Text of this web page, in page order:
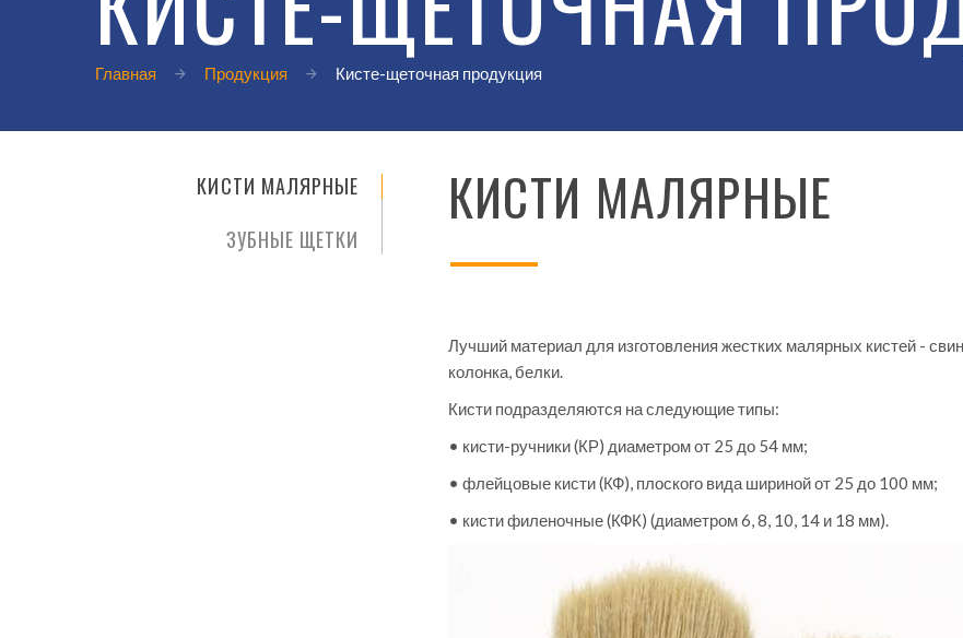
Главная Продукция Кисте-щеточная продукция
КИСТИ МАЛЯРНЫЕ
ЗУБНЫЕ ЩЕТКИ
КИСТИ МАЛЯРНЫЕ
Лучший материал для изготовления жестких малярных кистей -
колонка, белки.
Кисти подразделяются на следующие типы:
• кисти-ручники (КР) диаметром от 25 до 54 мм;
• флейцовые кисти (КФ), плоского вида шириной от 25 до 100 мм;
• кисти филеночные (КФК) (диаметром 6, 8, 10, 14 и 18 мм).